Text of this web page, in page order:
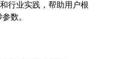
行业实践，帮助用户根
数。